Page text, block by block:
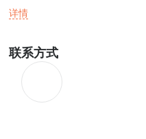
A wide selection of used
Search here for your
http://www.lankhorst.de/en/
详情
联系方式